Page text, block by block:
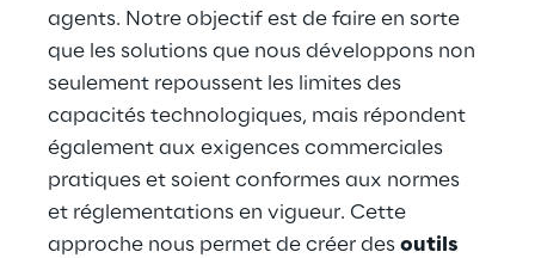
agents. Notre objectif est de faire en sorte
que les solutions que nous développons non
seulement repoussent les limites des
capacités technologiques, mais répondent
également aux exigences commerciales
pratiques et soient conformes aux normes
et réglementations en vigueur. Cette
approche nous permet de créer des outils